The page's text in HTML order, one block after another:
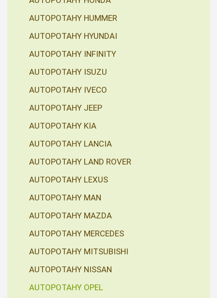
AUTOPOTAHY HUMMER
AUTOPOTAHY HYUNDAI
AUTOPOTAHY INFINITY
AUTOPOTAHY ISUZU
AUTOPOTAHY IVECO
AUTOPOTAHY JEEP
AUTOPOTAHY KIA
AUTOPOTAHY LANCIA
AUTOPOTAHY LAND ROVER
AUTOPOTAHY LEXUS
AUTOPOTAHY MAN
AUTOPOTAHY MAZDA
AUTOPOTAHY MERCEDES
AUTOPOTAHY MITSUBISHI
AUTOPOTAHY NISSAN
AUTOPOTAHY OPEL